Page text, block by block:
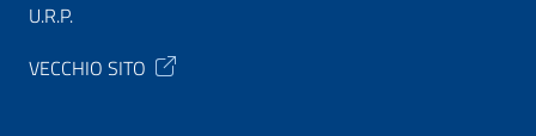
U.R.P.
VECCHIO SITO